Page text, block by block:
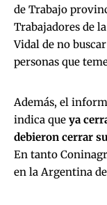
de Trabajo
Trabajadores de
Vidal de no
personas que
Además, el
indica que ya
debieron cerrar
En tanto
en la Argentina